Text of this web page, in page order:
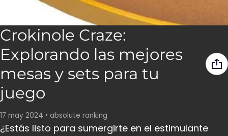
Crokinole Craze:
Explorando las mejores
mesas y sets para tu
juego
17 may 2024 • absolute ranking
¿Estás listo para sumergirte en el estimulante